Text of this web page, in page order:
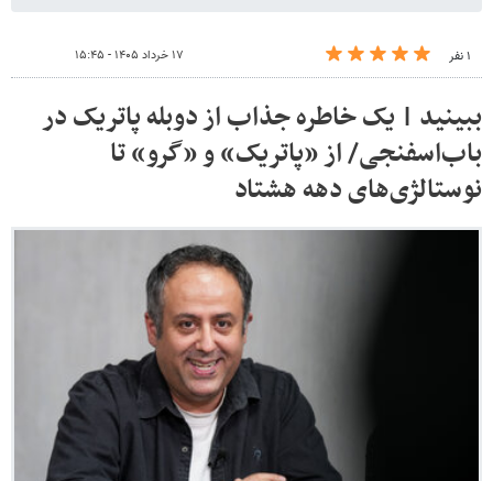
۱ نفر ۱۷ خرداد ۱۴۰۵ - ۱۵:۴۵
ببینید | یک خاطره جذاب از دوبله پاتریک در
باب‌اسفنجی/ از «پاتریک» و «گرو» تا
نوستالژی‌های دهه هشتاد